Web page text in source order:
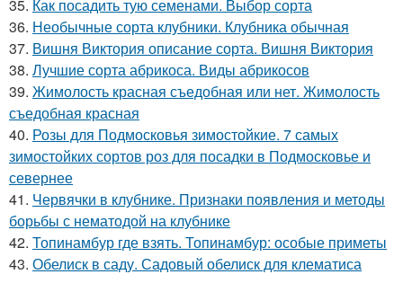
35. Как посадить тую семенами. Выбор сорта
36. Необычные сорта клубники. Клубника обычная
37. Вишня Виктория описание сорта. Вишня Виктория
38. Лучшие сорта абрикоса. Виды абрикосов
39. Жимолость красная съедобная или нет. Жимолость
съедобная красная
40. Розы для Подмосковья зимостойкие. 7 самых
зимостойких сортов роз для посадки в Подмосковье и
севернее
41. Червячки в клубнике. Признаки появления и методы
борьбы с нематодой на клубнике
42. Топинамбур где взять. Топинамбур: особые приметы
43. Обелиск в саду. Садовый обелиск для клематиса